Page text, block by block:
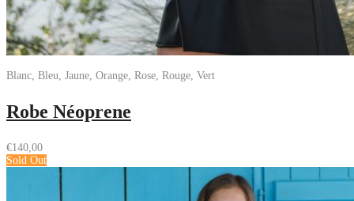
Blanc, Bleu, Jaune, Orange, Rose, Rouge, Vert
Robe Néoprene
€140,00
Sold Out